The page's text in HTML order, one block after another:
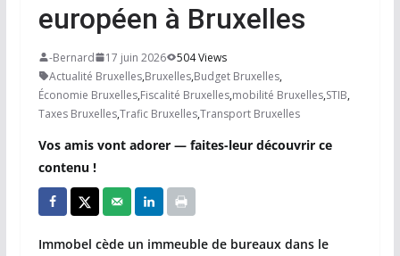
européen à Bruxelles
-Bernard 17 juin 2026
504 Views
Actualité Bruxelles,Bruxelles,Budget Bruxelles,
Économie Bruxelles,Fiscalité Bruxelles,mobilité Bruxelles,STIB,
Taxes Bruxelles,Trafic Bruxelles,Transport Bruxelles
Vos amis vont adorer — faites-leur découvrir ce
contenu !
Immobel cède un immeuble de bureaux dans le